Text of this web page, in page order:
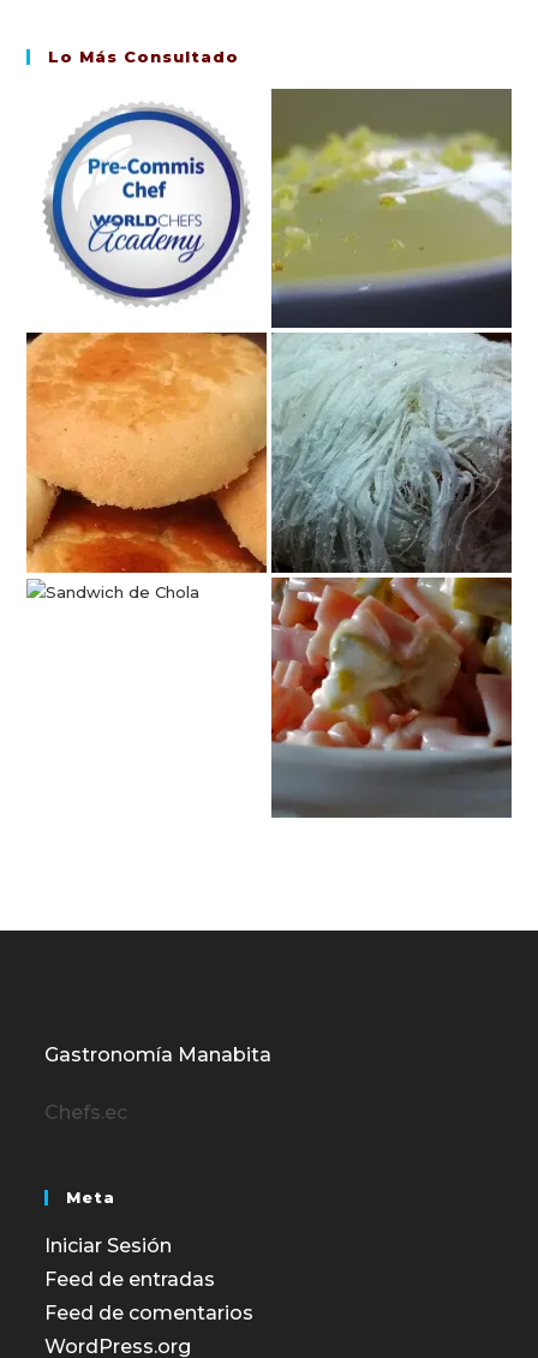
Lo Más Consultado
Gastronomía Manabita
Chefs.ec
Meta
Iniciar Sesión
Feed de entradas
Feed de comentarios
WordPress.org